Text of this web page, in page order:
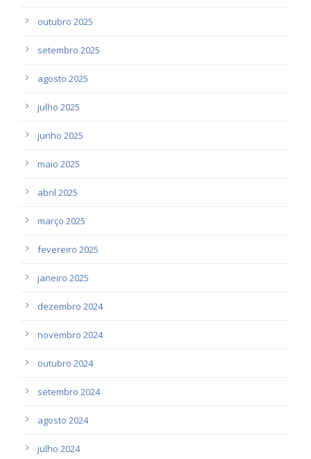
outubro 2025
setembro 2025
agosto 2025
julho 2025
junho 2025
maio 2025
abril 2025
março 2025
fevereiro 2025
janeiro 2025
dezembro 2024
novembro 2024
outubro 2024
setembro 2024
agosto 2024
julho 2024